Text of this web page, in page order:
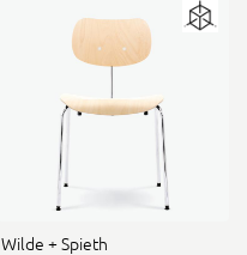
Wilde + Spieth